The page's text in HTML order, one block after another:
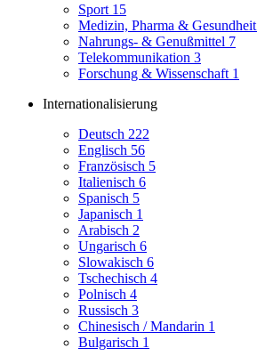
Sport 15
Medizin, Pharma & Gesundheit
Nahrungs- & Genußmittel 7
Telekommunikation 3
Forschung & Wissenschaft 1
Internationalisierung
Deutsch 222
Englisch 56
Französisch 5
Italienisch 6
Spanisch 5
Japanisch 1
Arabisch 2
Ungarisch 6
Slowakisch 6
Tschechisch 4
Polnisch 4
Russisch 3
Chinesisch / Mandarin 1
Bulgarisch 1